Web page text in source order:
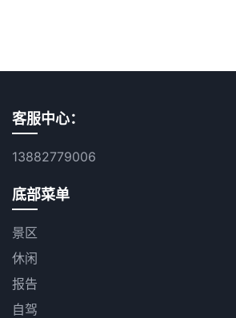
客服中心：
13882779006
底部菜单
景区
休闲
报告
自驾